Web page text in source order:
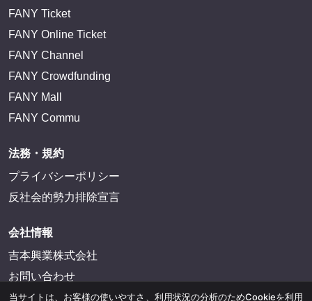
FANY Ticket
FANY Online Ticket
FANY Channel
FANY Crowdfunding
FANY Mall
FANY Commu
法務・規約
プライバシーポリシー
反社会的勢力排除宣言
会社情報
吉本興業株式会社
お問い合わせ
当サイトは、お客様の使いやすさ、利用状況の分析のためCookieを利用